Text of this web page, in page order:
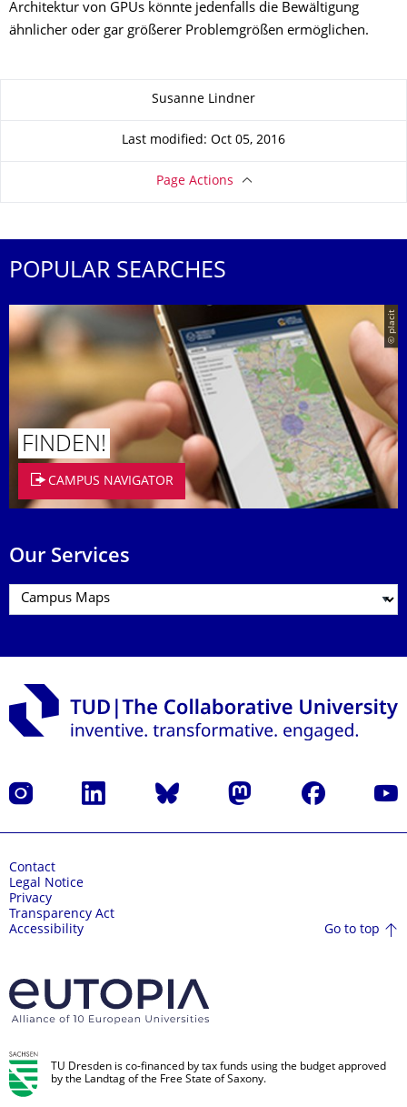
Architektur von GPUs könnte jedenfalls die Bewältigung
ähnlicher oder gar größerer Problemgrößen ermöglichen.
About this pageSusanne Lindner
Last modified: Oct 05, 2016
Page Actions
POPULAR SEARCHES
© placit
FINDEN!
CAMPUS NAVIGATOR
Our Services
Instagram LinkedIn Bluesky Mastodon Facebook
Contact
Legal Notice
Privacy
Transparency Act
Accessibility
Go to top
TU Dresden is co-financed by tax funds using the budget approved
by the Landtag of the Free State of Saxony.